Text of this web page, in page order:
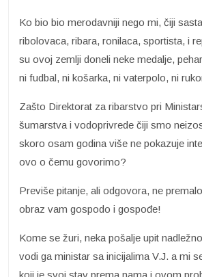
Ko bio bio merodavniji nego mi, čiji
ribolovaca, ribara, ronilaca, sportista, i
su ovoj zemlji doneli neke medalje,
ni fudbal, ni košarka, ni vaterpolo, ni
Zašto Direktorat za ribarstvo pri
šumarstva i vodoprivrede čiji smo
skoro osam godina više ne pokazuje
ovo o čemu govorimo?
Previše pitanje, ali odgovora, ne
obraz vam gospodo i gospođe!
Kome se žuri, neka pošalje upit
vodi ga ministar sa inicijalima V.J. a mi
koji je svoj stav prema nama i ovom